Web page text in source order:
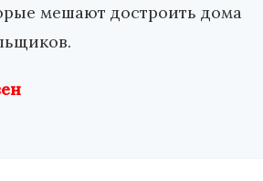
мешают достроить дома